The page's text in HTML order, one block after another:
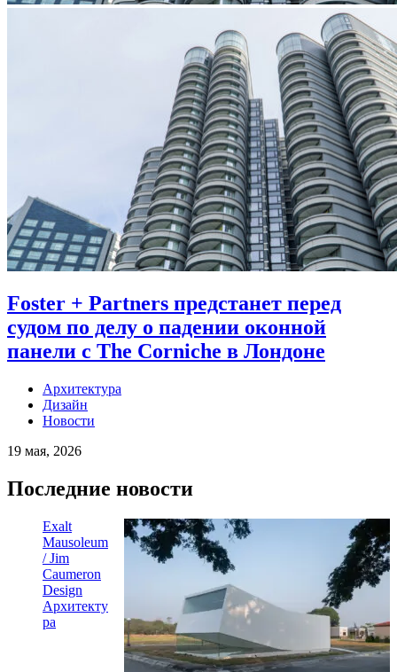
Foster + Partners предстанет перед
судом по делу о падении оконной
панели с The Corniche в Лондоне
Архитектура
Дизайн
Новости
19 мая, 2026
Последние новости
Exalt
Mausoleum
/ Jim
Caumeron
Design
Архитекту
ра